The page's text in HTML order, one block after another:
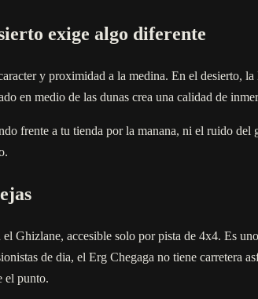
exige algo diferente
y proximidad a la medina. En el desierto,
en medio de las dunas crea una calidad de
frente a tu tienda por la manana, ni el ruido
Ghizlane, accesible solo por pista de 4x4. Es
de dia, el Erg Chegaga no tiene carretera
el punto.